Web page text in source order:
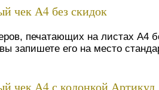
чек А4 без скидок
печатающих на листах А4
запишете его на место